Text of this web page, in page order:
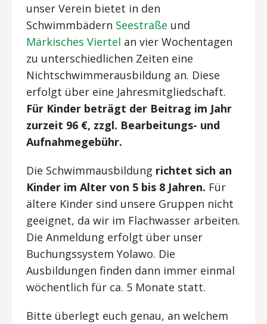
unser Verein bietet in den
Schwimmbädern Seestraße und
Märkisches Viertel an vier Wochentagen
zu unterschiedlichen Zeiten eine
Nichtschwimmerausbildung an. Diese
erfolgt über eine Jahresmitgliedschaft.
Für Kinder beträgt der Beitrag im Jahr
zurzeit 96 €, zzgl. Bearbeitungs- und
Aufnahmegebühr.
Die Schwimmausbildung richtet sich an
Kinder im Alter von 5 bis 8 Jahren. Für
ältere Kinder sind unsere Gruppen nicht
geeignet, da wir im Flachwasser arbeiten.
Die Anmeldung erfolgt über unser
Buchungssystem Yolawo. Die
Ausbildungen finden dann immer einmal
wöchentlich für ca. 5 Monate statt.
Bitte überlegt euch genau, an welchem